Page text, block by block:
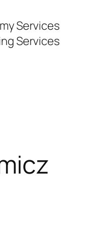
Services
Services